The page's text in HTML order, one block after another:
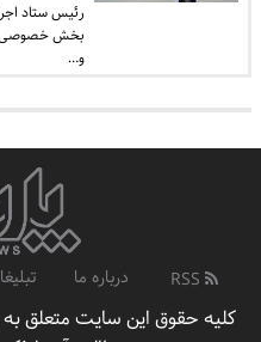
رئیس ستاد
بخش خصوصی
و…
درباره ما
کلیه حقوق این سایت متعلق